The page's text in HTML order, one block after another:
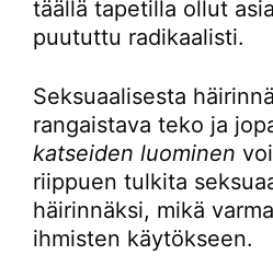
täällä tapetilla ollut
puututtu radikaalisti.
Seksuaalisesta
rangaistava teko ja
katseiden luominen
riippuen tulkita
häirinnäksi, mikä
ihmisten käytökseen.